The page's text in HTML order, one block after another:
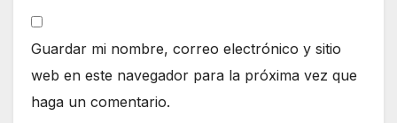
Guardar mi nombre, correo electrónico y sitio
web en este navegador para la próxima vez que
haga un comentario.